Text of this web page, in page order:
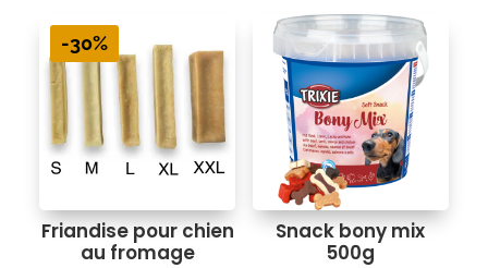
-30%
Friandise pour chien
au fromage
Snack bony mix
500g